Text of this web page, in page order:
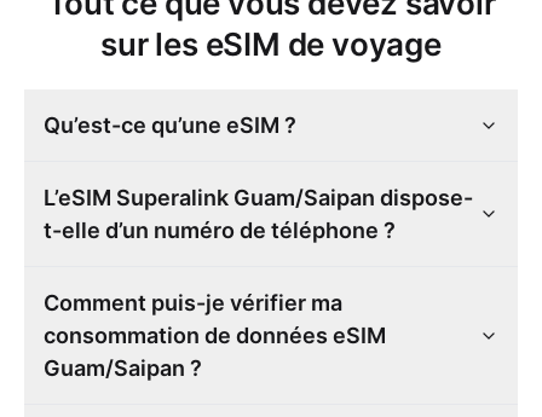
sur les eSIM de voyage
Qu’est-ce qu’une eSIM ?
L’eSIM Superalink Guam/Saipan dispose-
t-elle d’un numéro de téléphone ?
Comment puis-je vérifier ma
consommation de données eSIM
Guam/Saipan ?